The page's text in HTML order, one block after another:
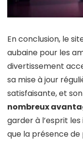
En conclusion, le
aubaine pour les
divertissement
sa mise à jour
satisfaisante, et
nombreux
garder à l’esprit
que la présence